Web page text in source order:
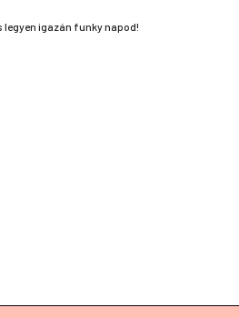
legyen igazán funky napod!